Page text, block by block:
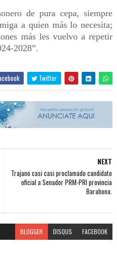
de pura cepa, siempre
a quien más lo necesita;
más les vuelvo a repetir
2028”.
Twitter
NEXT
Trajano casi casi proclamado candidato
oficial a Senador PRM-PRI provincia
Barahona.
BLOGGER DISQUS FACEBOOK